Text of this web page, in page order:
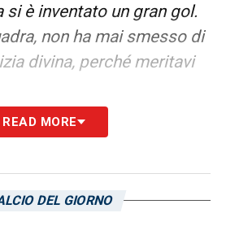
si è inventato un gran gol.
non ha mai smesso di
divina, perché meritavi
dura sotto tutti i punti di
Tutto è rapportato
Noi dobbiamo
READ MORE
DEL GIORNO